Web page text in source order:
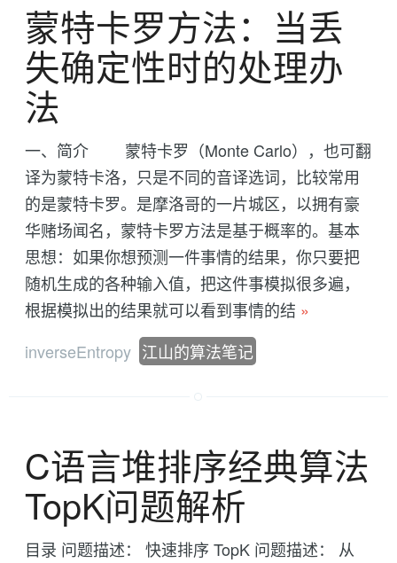
蒙特卡罗方法：当丢
失确定性时的处理办
法
一、简介 蒙特卡罗（Monte Carlo），也可翻
译为蒙特卡洛，只是不同的音译选词，比较常用
的是蒙特卡罗。是摩洛哥的一片城区，以拥有豪
华赌场闻名，蒙特卡罗方法是基于概率的。基本
思想：如果你想预测一件事情的结果，你只要把
随机生成的各种输入值，把这件事模拟很多遍，
根据模拟出的结果就可以看到事情的结 »
inverseEntropy 江山的算法笔记
C语言堆排序经典算法
TopK问题解析
目录 问题描述： 快速排序 TopK 问题描述： 从